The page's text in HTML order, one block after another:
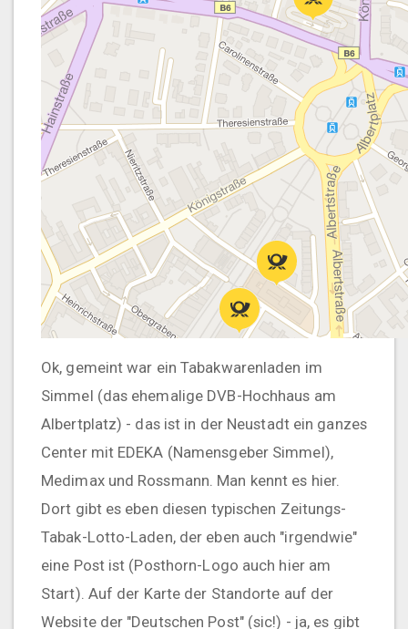
Ok, gemeint war ein Tabakwarenladen im
Simmel (das ehemalige DVB-Hochhaus am
Albertplatz) - das ist in der Neustadt ein ganzes
Center mit EDEKA (Namensgeber Simmel),
Medimax und Rossmann. Man kennt es hier.
Dort gibt es eben diesen typischen Zeitungs-
Tabak-Lotto-Laden, der eben auch "irgendwie"
eine Post ist (Posthorn-Logo auch hier am
Start). Auf der Karte der Standorte auf der
Website der "Deutschen Post" (sic!) - ja, es gibt